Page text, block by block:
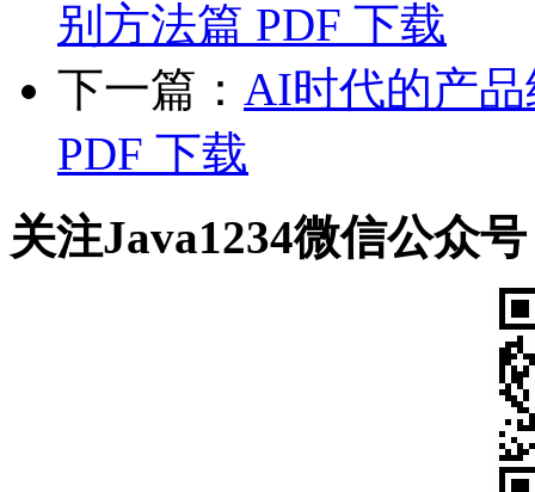
别方法篇 PDF 下载
下一篇： AI时代的产
PDF 下载
关注Java1234微信公众号